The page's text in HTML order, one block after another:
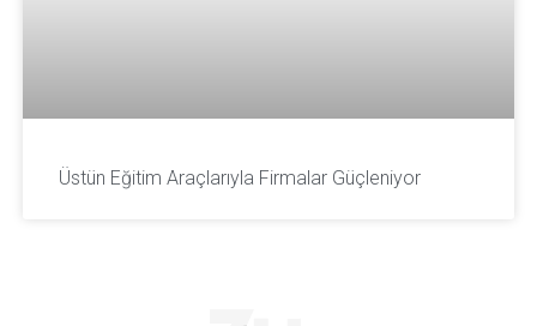
Üstün Eğitim Araçlarıyla Firmalar Güçleniyor